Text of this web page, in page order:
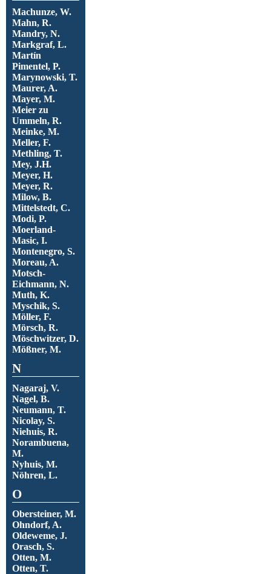
Machunze, W.
Mahn, R.
Mandry, N.
Markgraf, L.
Martín
Pimentel, P.
Marynowski, T.
Maurer, A.
Mayer, M.
Meier zu
Ummeln, R.
Meinke, M.
Meller, F.
Methling, T.
Mey, J.H.
Meyer, H.
Meyer, R.
Milow, B.
Mittelstedt, C.
Modi, P.
Moerland-
Masic, I.
Montenegro, S.
Moreau, A.
Motsch-
Eichmann, N.
Muth, K.
Myschik, S.
Möller, F.
Mörsch, R.
Möschwitzer, D.
Mößner, M.
N
Nagaraj, V.
Nagel, B.
Neumann, T.
Nicolay, S.
Niehuis, R.
Norambuena,
M.
Nyhuis, M.
Nöhren, L.
O
Obersteiner, M.
Ohndorf, A.
Oldeweme, J.
Orasch, S.
Otten, M.
Otten, T.